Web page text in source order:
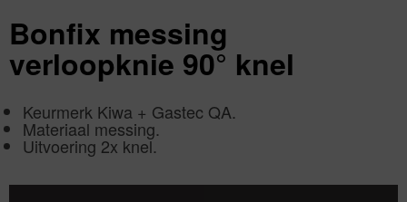
Bonfix messing
verloopknie 90° knel
Keurmerk Kiwa + Gastec QA.
Materiaal messing.
Uitvoering 2x knel.